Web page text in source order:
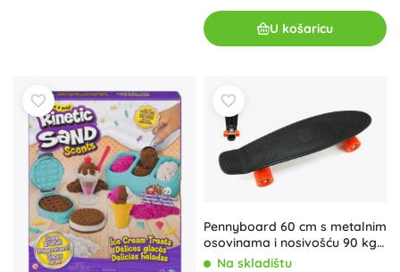
U košaricu
Pennyboard 60 cm s metalnim
osovinama i nosivošću 90 kg –
crnaNa skladištu